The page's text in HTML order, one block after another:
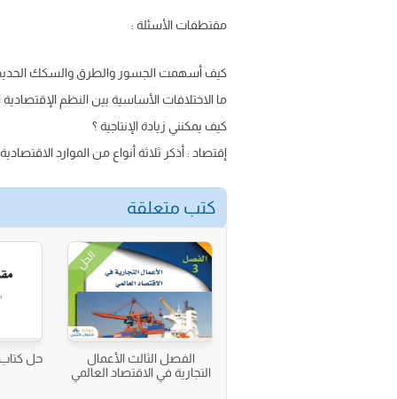
مقتطفات الأسئلة :
كيف أسهمت الجسور والطرق والسكك
ما الاختلافات الأساسية بين النظم الإقتصادية
كيف يمكنني زيادة الإنتاجية ؟
إقتصاد : أذكر ثلاثة أنواع من الموارد
كتب متعلقة
الحل
الفصل الثالث الأعمال
التجارية في الاقتصاد العالمي
حل